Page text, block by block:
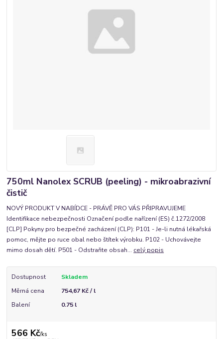
750ml Nanolex SCRUB (peeling) - mikroabrazivní
čistič
NOVÝ PRODUKT V NABÍDCE - PRÁVĚ PRO VÁS PŘIPRAVUJEME
Identifikace nebezpečnosti Označení podle nařízení (ES) č.1272/2008
[CLP] Pokyny pro bezpečné zacházení (CLP): P101 - Je-li nutná lékařská
pomoc, mějte po ruce obal nebo štítek výrobku. P102 - Uchovávejte
mimo dosah dětí. P501 - Odstraňte obsah... celý popis
Dostupnost
Skladem
Měrná cena
754,67 Kč / l
Balení
0.75 l
566 Kč/ks